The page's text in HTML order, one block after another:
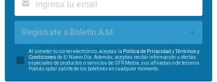
Regístrate a Boletín A.M.
Al someter tu correo electrónico, aceptas la Política de Privacidad yTérminos y
Condiciones de El Nuevo Día. Además, aceptas recibir información u ofertas
especiales de productos o servicios de GFR Media, sus afiliadas o de terceros.
Podrás optar salirte de los boletines en cualquier momento.